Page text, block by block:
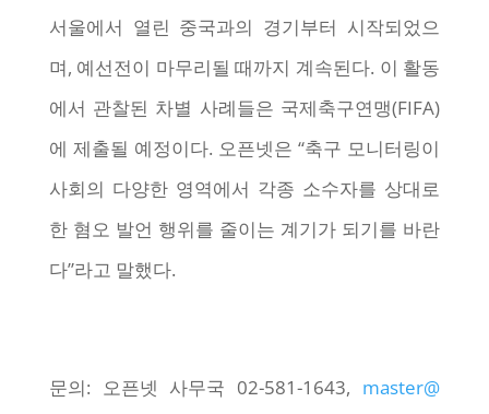
서울에서 열린 중국과의 경기부터 시작되었으
며, 예선전이 마무리될 때까지 계속된다. 이 활동
에서 관찰된 차별 사례들은 국제축구연맹(FIFA)
에 제출될 예정이다. 오픈넷은 “축구 모니터링이
사회의 다양한 영역에서 각종 소수자를 상대로
한 혐오 발언 행위를 줄이는 계기가 되기를 바란
다”라고 말했다.
문의: 오픈넷 사무국 02-581-1643, master@